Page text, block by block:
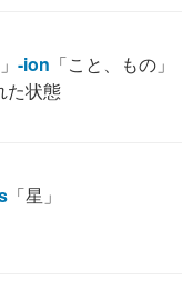
-ion 「こと、もの」
た状態
「星」